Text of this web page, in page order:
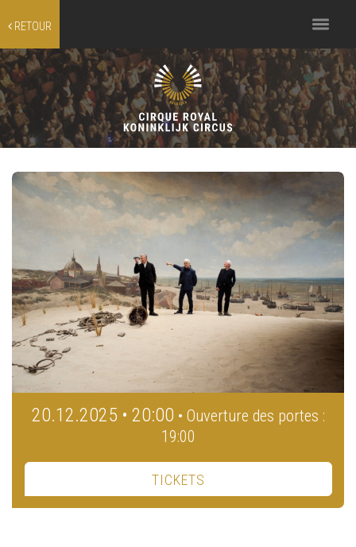
RETOUR
Toggle
navigation
20.12.2025 • 20:00 • Ouverture des portes :
19:00
TICKETS